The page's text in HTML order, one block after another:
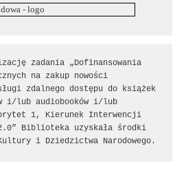
zadania „Dofinansowania
na zakup nowości
zdalnego dostępu do książek
i/lub audiobooków i/lub
1, Kierunek Interwencji
2.0” Biblioteka uzyskała środki
i Dziedzictwa Narodowego.